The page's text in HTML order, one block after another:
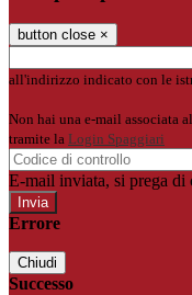
button close ×
all'indirizzo indicato con le
Non hai una e-mail associata
tramite la Login Spaggiari
E-mail inviata, si prega di
Errore
Chiudi
Successo